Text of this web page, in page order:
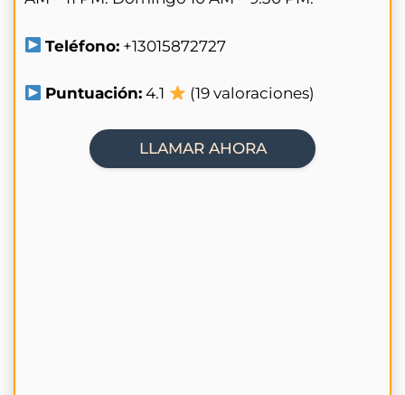
Teléfono: +13015872727
Puntuación: 4.1 (19 valoraciones)
LLAMAR AHORA